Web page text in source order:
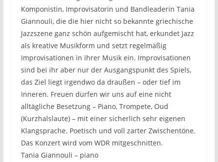
Komponistin, Improvisatorin und Bandleaderin Tania
Giannouli, die die hier nicht so bekannte griechische
Jazzszene ganz schön aufgemischt hat, erkundet Jazz
als kreative Musikform und setzt regelmäßig
Improvisationen in ihrer Musik ein. Improvisationen
sind bei ihr aber nur der Ausgangspunkt des Spiels,
das Ziel liegt irgendwo da draußen – oder tief im
Inneren. Freuen dürfen wir uns auf eine nicht
alltägliche Besetzung – Piano, Trompete, Oud
(Kurzhalslaute) – mit einer sicherlich sehr eigenen
Klangsprache. Poetisch und voll zarter Zwischentöne.
Das Konzert wird vom WDR mitgeschnitten.
Tania Giannouli – piano